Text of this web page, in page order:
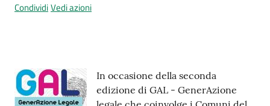
M
o
CondividiVedi azioni
Contenuto
In occasione della seconda
edizione di GAL - GenerAzione